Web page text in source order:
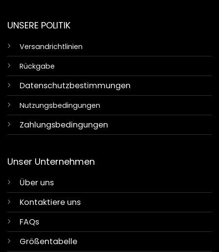
UNSERE POLITIK
Versandrichtlinien
Rückgabe
Datenschutzbestimmungen
Nutzungsbedingungen
Zahlungsbedingungen
Unser Unternehmen
Über uns
Kontaktiere uns
FAQs
Größentabelle